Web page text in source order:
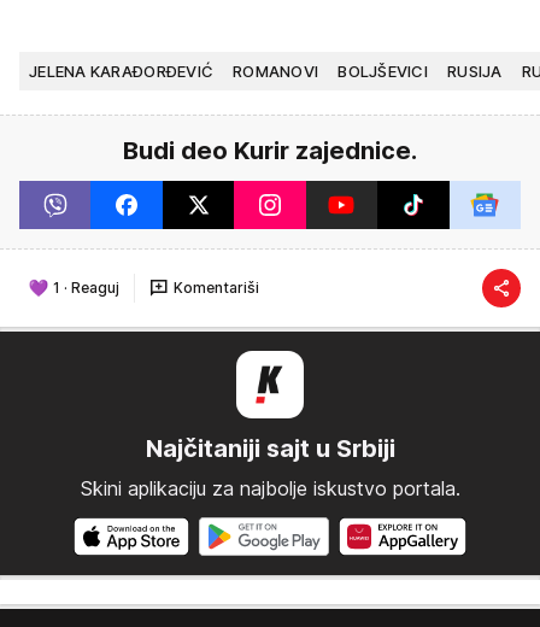
JELENA KARAĐORĐEVIĆ ROMANOVI BOLJŠEVICI RUSIJA
Budi deo Kurir zajednice.
1 · Reaguj Komentariši
Najčitaniji sajt u Srbiji
Skini aplikaciju za najbolje iskustvo portala.